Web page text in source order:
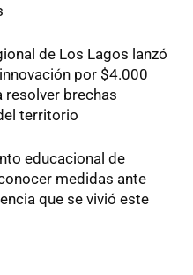
de Los Lagos lanzó
por $4.000
resolver brechas
territorio
educacional de
medidas ante
que se vivió este